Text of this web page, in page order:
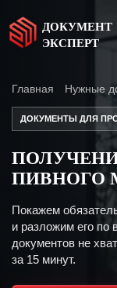
ДОКУМЕНТ
ЭКСПЕРТ
Главная Нужные
ДОКУМЕНТЫ ДЛЯ
ПИВНОГО
Покажем
и разложим его по
документов не
за 15 минут.